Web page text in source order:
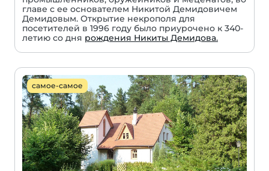
главе с ее основателем Никитой Демидовичем
Демидовым. Открытие некрополя для
посетителей в 1996 году было приурочено к 340-
летию со дня рождения Никиты Демидова.
самое-самое